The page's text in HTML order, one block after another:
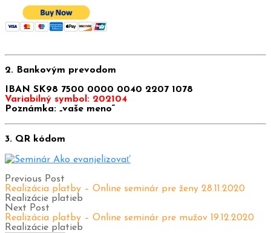
2. Bankovým prevodom
IBAN SK98 7500 0000 0040 2207 1078
Variabilný symbol: 202104
Poznámka: „vaše meno“
3. QR kódom
Previous Post
Realizácia platby – Online seminár pre ženy 28.11.2020
Realizácie platieb
Next Post
Realizácia platby – Online seminár pre mužov 19.12.2020
Realizácie platieb